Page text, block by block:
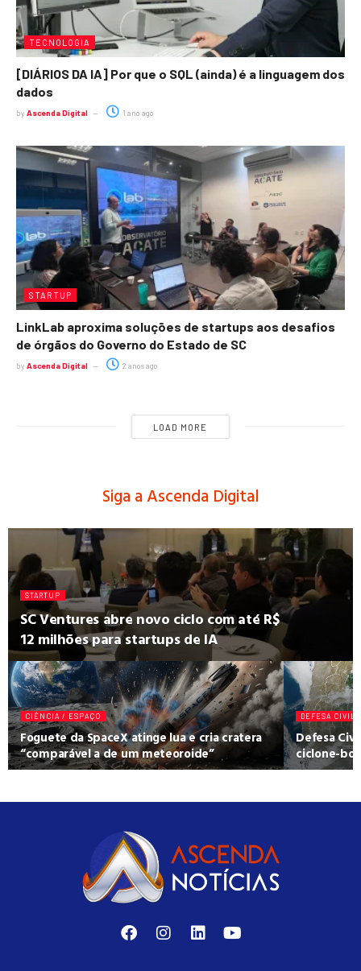
TECNOLOGIA
[DIÁRIOS DA IA] Por que o SQL (ainda) é a linguagem dos
dados
by Ascenda Digital 1 ano ago
STARTUP
LinkLab aproxima soluções de startups aos desafios
de órgãos do Governo do Estado de SC
by Ascenda Digital 2 anos ago
LOAD MORE
Siga a Ascenda Digital
STARTUP
SC Ventures abre novo ciclo com até R$
12 milhões para startups de IA
CIÊNCIA / ESPAÇO
Foguete da SpaceX atinge lua e cria cratera
“comparável a de um meteoroide”
DEFESA CIVIL
Defesa
ciclone-